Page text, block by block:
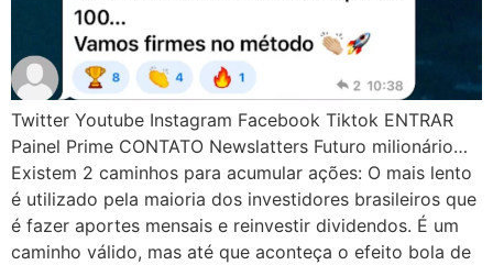
Twitter Youtube Instagram Facebook Tiktok ENTRAR
Painel Prime CONTATO Newslatters Futuro milionário…
Existem 2 caminhos para acumular ações: O mais lento
é utilizado pela maioria dos investidores brasileiros que
é fazer aportes mensais e reinvestir dividendos. É um
caminho válido, mas até que aconteça o efeito bola de